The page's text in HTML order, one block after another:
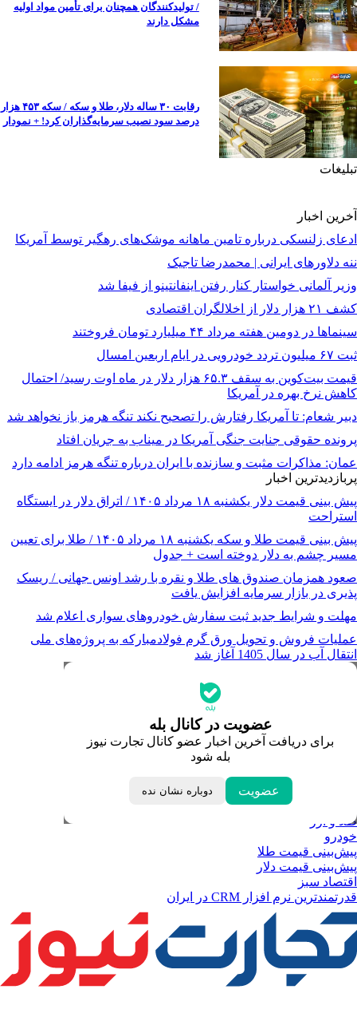
/ تولیدکنندگان همچنان برای تأمین مواد اولیه
مشکل دارند
رقابت ۳۰ ساله دلار، طلا و سکه / سکه ۴۵۳ هزار
درصد سود نصیب سرمایه‌گذاران کرد! + نمودار
تبلیغات
آخرین اخبار
ادعای زلنسکی درباره تامین ماهانه موشک‌های رهگیر توسط آمریکا
ننه دلاورهای ایرانی | محمدرضا تاجیک
وزیر آلمانی خواستار کنار رفتن اینفانتینو از فیفا شد
کشف ۲۱ هزار دلار از اخلالگران اقتصادی
سینماها در دومین هفته‌ مرداد ۴۴ میلیارد تومان فروختند
ثبت ۶۷ میلیون تردد خودرویی در ایام اربعین امسال
قیمت بیت‌کوین به سقف ۶۵.۳ هزار دلار در ماه اوت رسید/ احتمال
کاهش نرخ بهره در آمریکا
دبیر شعام: تا آمریکا رفتارش را تصحیح نکند تنگه هرمز باز نخواهد شد
پرونده حقوقی جنایت جنگی آمریکا در میناب به جریان افتاد
عمان: مذاکرات مثبت و سازنده با ایران درباره تنگه هرمز ادامه دارد
پربازدیدترین اخبار
پیش ‌بینی قیمت دلار یکشنبه ۱۸ مرداد ۱۴۰۵ / اتراق دلار در ایستگاه
استراحت
پیش‌ بینی قیمت طلا و سکه یکشنبه ۱۸ مرداد ۱۴۰۵ / طلا برای تعیین
مسیر چشم به دلار دوخته است + جدول
صعود همزمان صندوق های طلا و نقره با رشد اونس جهانی / ریسک
پذیری در بازار سرمایه افزایش یافت
مهلت و شرایط جدید ثبت سفارش خودروهای سواری اعلام شد
عملیات فروش و تحویل ورق گرم فولادمبارکه به پروژه‌های ملی
انتقال آب در سال 1405 آغاز شد
عضویت در کانال بله
برای دریافت آخرین اخبار عضو کانال تجارت نیوز
بله شود
عضویت دوباره نشان نده
جدیدترین قیمت‌ها
قیمت درهم امارات
لحظه تحویل سال
داغ‌ترین‌های اقتصادی
طلا و ارز
خودرو
پیش‌بینی قیمت طلا
پیش‌بینی قیمت دلار
اقتصاد سبز
قدرتمندترین نرم‌ افزار CRM در ایران